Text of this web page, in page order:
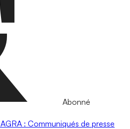
Abonné
AGRA : Communiqués de presse